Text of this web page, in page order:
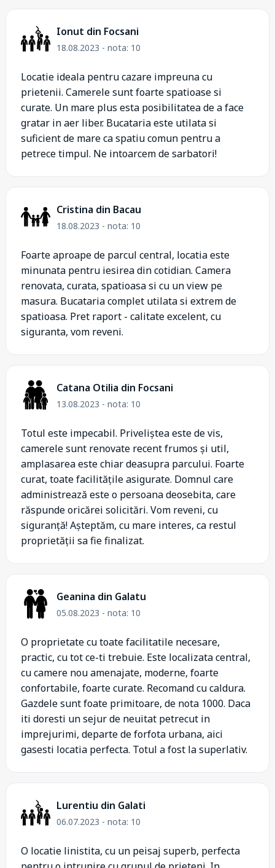
Ionut din Focsani
18.08.2023 - nota: 10
Locatie ideala pentru cazare impreuna cu
prietenii. Camerele sunt foarte spatioase si
curate. Un mare plus esta posibilitatea de a face
gratar in aer liber. Bucataria este utilata si
suficient de mare ca spatiu comun pentru a
petrece timpul. Ne intoarcem de sarbatori!
Cristina din Bacau
18.08.2023 - nota: 10
Foarte aproape de parcul central, locatia este
minunata pentru iesirea din cotidian. Camera
renovata, curata, spatioasa si cu un view pe
masura. Bucataria complet utilata si extrem de
spatioasa. Pret raport - calitate excelent, cu
siguranta, vom reveni.
Catana Otilia din Focsani
13.08.2023 - nota: 10
Totul este impecabil. Priveliștea este de vis,
camerele sunt renovate recent frumos și util,
amplasarea este chiar deasupra parcului. Foarte
curat, toate facilitățile asigurate. Domnul care
administrează este o persoana deosebita, care
răspunde oricărei solicitări. Vom reveni, cu
siguranță! Așteptăm, cu mare interes, ca restul
proprietății sa fie finalizat.
Geanina din Galatu
05.08.2023 - nota: 10
O proprietate cu toate facilitatile necesare,
practic, cu tot ce-ti trebuie. Este localizata central,
cu camere nou amenajate, moderne, foarte
confortabile, foarte curate. Recomand cu caldura.
Gazdele sunt foate primitoare, de nota 1000. Daca
iti doresti un sejur de neuitat petrecut in
imprejurimi, departe de forfota urbana, aici
gasesti locatia perfecta. Totul a fost la superlativ.
Lurentiu din Galati
06.07.2023 - nota: 10
O locatie linistita, cu un peisaj superb, perfecta